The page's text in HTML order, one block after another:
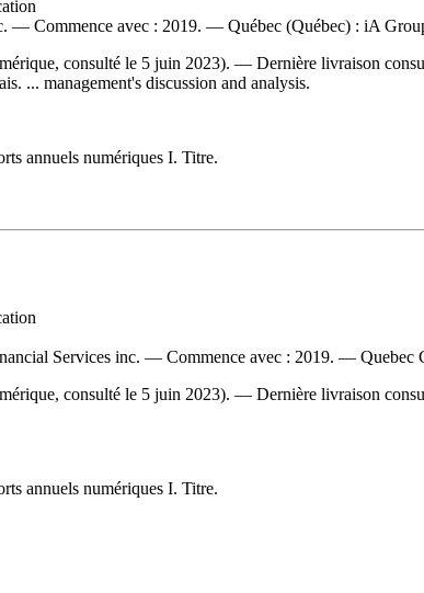
— Commence avec : 2019. — Québec (Québec) : iA
consulté le 5 juin 2023). — Dernière livraison
... management's discussion and analysis.
annuels numériques I. Titre.
Services inc. — Commence avec : 2019. —
consulté le 5 juin 2023). — Dernière livraison
annuels numériques I. Titre.